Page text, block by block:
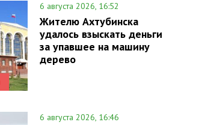
6 августа 2026, 16:52
Жителю Ахтубинска
удалось взыскать деньги
за упавшее на машину
дерево
6 августа 2026, 16:46